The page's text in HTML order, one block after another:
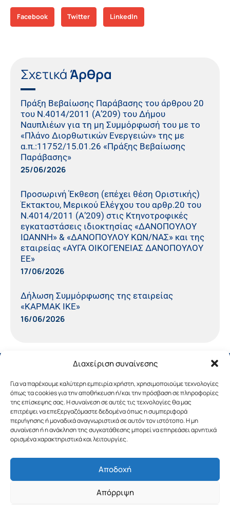
Διαχείριση συναίνεσης
Για να παρέχουμε καλύτερη εμπειρία χρήστη, χρησιμοποιούμε τεχνολογίες
όπως τα cookies για την αποθήκευση ή/και την πρόσβαση σε πληροφορίες
της επίσκεψης σας. Η συναίνεση σε αυτές τις τεχνολογίες θα μας
επιτρέψει να επεξεργαζόμαστε δεδομένα όπως η συμπεριφορά
περιήγησης ή μοναδικά αναγνωριστικά σε αυτόν τον ιστότοπο. Η μη
συναίνεση ή η ανάκληση της συγκατάθεσης μπορεί να επηρεάσει αρνητικά
ορισμένα χαρακτηριστικά και λειτουργίες.
Αποδοχή
Απόρριψη
Facebook Twitter LinkedIn
Σχετικά Άρθρα
Πράξη Βεβαίωσης Παράβασης του άρθρου 20
του Ν.4014/2011 (Α’209) του Δήμου
Ναυπλιέων για τη μη Συμμόρφωσή του με το
«Πλάνο Διορθωτικών Ενεργειών» της με
α.π.:11752/15.01.26 «Πράξης Βεβαίωσης
Παράβασης»
25/06/2026
Προσωρινή Έκθεση (επέχει θέση Οριστικής)
Έκτακτου, Μερικού Ελέγχου του αρθρ.20 του
Ν.4014/2011 (Α’209) στις Κτηνοτροφικές
εγκαταστάσεις ιδιοκτησίας «ΔΑΝΟΠΟΥΛΟΥ
ΙΩΑΝΝΗ» & «ΔΑΝΟΠΟΥΛΟΥ ΚΩΝ/ΝΑΣ» και της
εταιρείας «ΑΥΓΑ ΟΙΚΟΓΕΝΕΙΑΣ ΔΑΝΟΠΟΥΛΟΥ
ΕΕ»
17/06/2026
Δήλωση Συμμόρφωσης της εταιρείας
«ΚΑΡΜΑΚ ΙΚΕ»
16/06/2026
Copyright © 2019 Περιφέρεια Πελοποννήσου.
Σχεδιασμός & Υλοποίηση από την